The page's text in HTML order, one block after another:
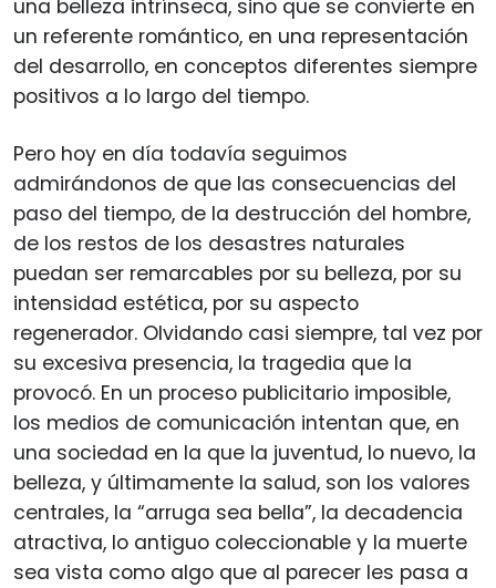
una belleza intrínseca, sino que se convierte en
un referente romántico, en una representación
del desarrollo, en conceptos diferentes siempre
positivos a lo largo del tiempo.
Pero hoy en día todavía seguimos
admirándonos de que las consecuencias del
paso del tiempo, de la destrucción del hombre,
de los restos de los desastres naturales
puedan ser remarcables por su belleza, por su
intensidad estética, por su aspecto
regenerador. Olvidando casi siempre, tal vez por
su excesiva presencia, la tragedia que la
provocó. En un proceso publicitario imposible,
los medios de comunicación intentan que, en
una sociedad en la que la juventud, lo nuevo, la
belleza, y últimamente la salud, son los valores
centrales, la “arruga sea bella”, la decadencia
atractiva, lo antiguo coleccionable y la muerte
sea vista como algo que al parecer les pasa a